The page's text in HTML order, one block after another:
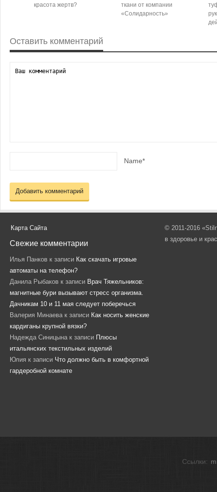
красота жертв?
ткани от компании
«Солидарность»
Оставить комментарий
Name*
Карта Сайта
Свежие комментарии
Илья Панков к записи Как скачать игровые
автоматы на телефон?
Данила Рыбаков к записи Врач Тяжельников:
магнитные бури вызывают стресс организма.
Дачникам 10 и 11 мая следует поберечься
Валерия Минаева к записи Как носить женские
кардиганы крупной вязки?
Надежда Синицына к записи Плюсы
итальянских текстильных изделий
Юлия к записи Что должно быть в комфортной
гардеробной комнате
© 2011-2016
в здоровье и
Ссылки: